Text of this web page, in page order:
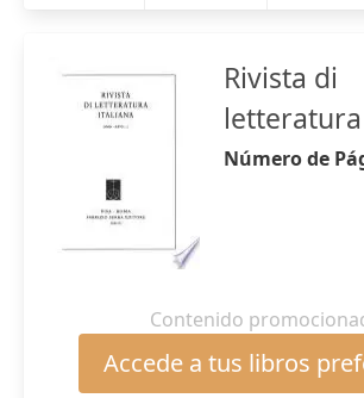
Rivista di
Número de
Contenido
Accede a tus libros